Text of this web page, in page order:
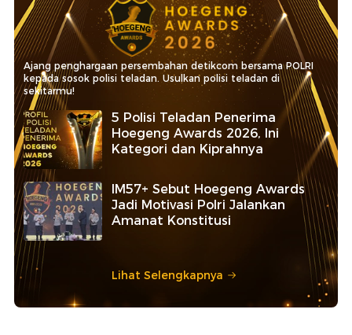
Ajang penghargaan persembahan detikcom bersama POLRI
kepada sosok polisi teladan. Usulkan polisi teladan di
sekitarmu!
5 Polisi Teladan Penerima
Hoegeng Awards 2026, Ini
Kategori dan Kiprahnya
IM57+ Sebut Hoegeng Awards
Jadi Motivasi Polri Jalankan
Amanat Konstitusi
Lihat Selengkapnya